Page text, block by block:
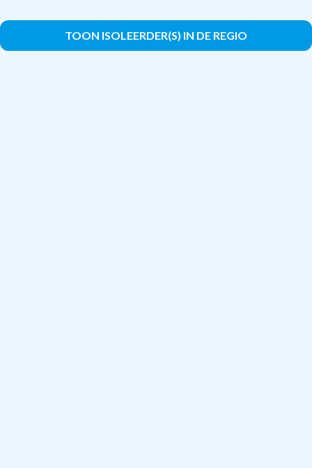
TOON ISOLEERDER(S) IN DE REGIO